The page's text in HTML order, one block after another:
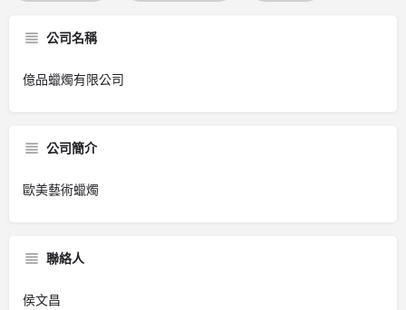
公司名稱
億品蠟燭有限公司
公司簡介
歐美藝術蠟燭
聯絡人
侯文昌